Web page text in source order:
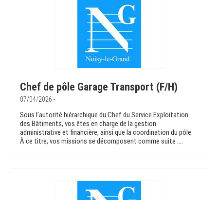
Chef de pôle Garage Transport (F/H)
07/04/2026 -
Sous l’autorité hiérarchique du Chef du Service Exploitation
des Bâtiments, vos êtes en charge de la gestion
administrative et financière, ainsi que la coordination du pôle.
À ce titre, vos missions se décomposent comme suite :...